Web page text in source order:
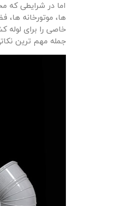
اما در شرایطی که
‌ها، موتورخانه
خاصی را برای
جمله مهم ترین